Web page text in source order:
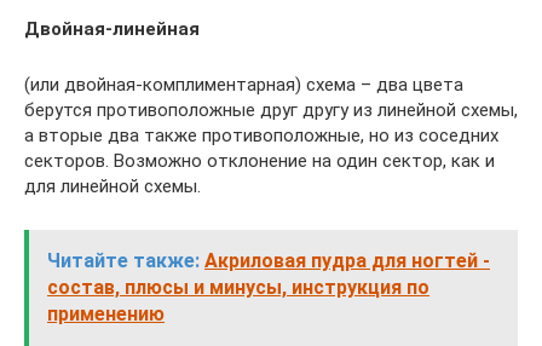
Двойная-линейная
(или двойная-комплиментарная) схема – два цвета
берутся противоположные друг другу из линейной схемы,
а вторые два также противоположные, но из соседних
секторов. Возможно отклонение на один сектор, как и
для линейной схемы.
Читайте также: Акриловая пудра для ногтей -
состав, плюсы и минусы, инструкция по
применению